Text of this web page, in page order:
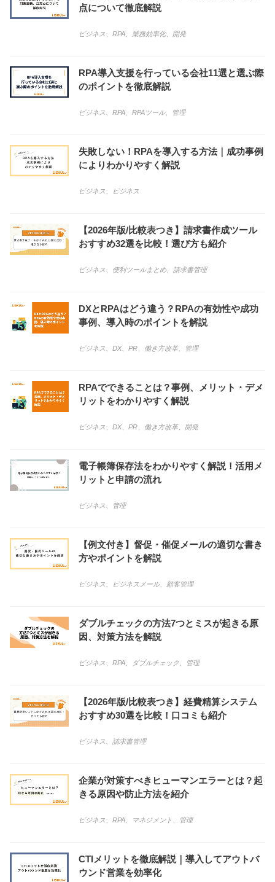
点について徹底解説
ビジネス RPA 業務効率化、 開発
RPA導入支援を行っている会社11選と選ぶ際
のポイントを徹底解説
ビジネス RPA RPAツール、 管理
失敗しない！RPAを導入する方法｜成功事例
によりわかりやすく解説
ビジネス ビジネス
【2026年版/比較表つき】請求書作成ツール
おすすめ32選を比較！選び方も紹介
ビジネス 便利ツールまとめ 請求書管理
DXとRPAはどう違う？RPAの有効性や成功
事例、導入時のポイントを解説
ビジネス DX、 PR 働き方改革、 管理
RPAでできることは？事例、メリット・デメ
リットをわかりやすく解説
ビジネス DX、 PR 働き方改革、 開発
電子帳簿保存法をわかりやすく解説！活用メ
リットと申請の流れ
ビジネス 管理
【例文付き】督促・催促メールの適切な書き
方やポイントを解説
ビジネス ビジネスメール、 顧客管理
ダブルチェックの方法7つとミスが起きる原
因、対策方法を解説
ビジネス RPA ダブルチェック 管理
【2026年版/比較表つき】経費精算システム
おすすめ30選を比較！口コミも紹介
ビジネス 請求書管理
企業が対策すべきヒューマンエラーとは？起
きる原因や防止方法を紹介
ビジネス RPA マネジメント 管理
CTIメリットを徹底解説｜導入してアウトバ
ウンド営業を効率化